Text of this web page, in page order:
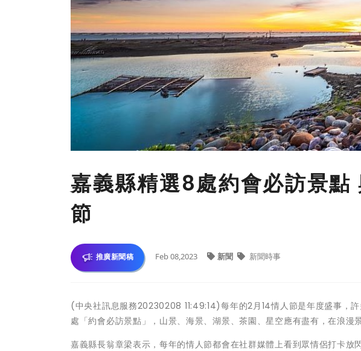
嘉義縣精選8處約會必訪景點
節
推廣新聞稿 Feb 08,2023 新聞 新聞時事
(中央社訊息服務20230208 11:49:14)每年的2月14情人節是年度盛事，
處「約會必訪景點」，山景、海景、湖景、茶園、星空應有盡有，在浪漫
嘉義縣長翁章梁表示，每年的情人節都會在社群媒體上看到眾情侶打卡